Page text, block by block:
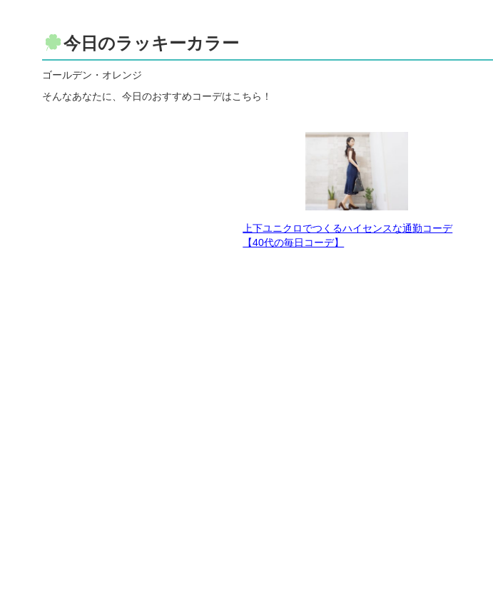
今日のラッキーカラー
ゴールデン・オレンジ
そんなあなたに、今日のおすすめコーデはこちら！
上下ユニクロでつくるハイセンスな通勤コーデ
【40代の毎日コーデ】